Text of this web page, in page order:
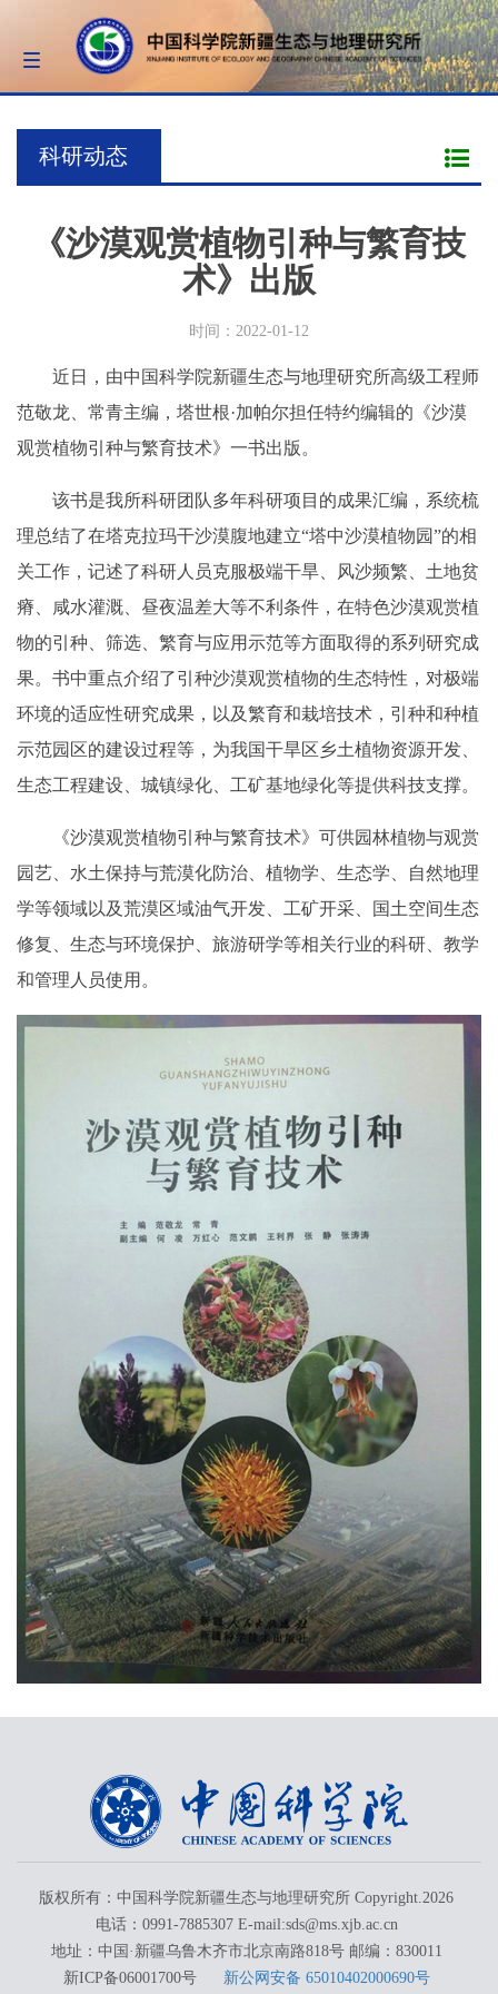
Toggle
navigation
科研动态
《沙漠观赏植物引种与繁育技
术》出版
时间：2022-01-12
近日，由中国科学院新疆生态与地理研究所高级工程师
范敬龙、常青主编，塔世根·加帕尔担任特约编辑的《沙漠
观赏植物引种与繁育技术》一书出版。
该书是我所科研团队多年科研项目的成果汇编，系统梳
理总结了在塔克拉玛干沙漠腹地建立“塔中沙漠植物园”的相
关工作，记述了科研人员克服极端干旱、风沙频繁、土地贫
瘠、咸水灌溉、昼夜温差大等不利条件，在特色沙漠观赏植
物的引种、筛选、繁育与应用示范等方面取得的系列研究成
果。书中重点介绍了引种沙漠观赏植物的生态特性，对极端
环境的适应性研究成果，以及繁育和栽培技术，引种和种植
示范园区的建设过程等，为我国干旱区乡土植物资源开发、
生态工程建设、城镇绿化、工矿基地绿化等提供科技支撑。
《沙漠观赏植物引种与繁育技术》可供园林植物与观赏
园艺、水土保持与荒漠化防治、植物学、生态学、自然地理
学等领域以及荒漠区域油气开发、工矿开采、国土空间生态
修复、生态与环境保护、旅游研学等相关行业的科研、教学
和管理人员使用。
版权所有：中国科学院新疆生态与地理研究所 Copyright.2026
电话：0991-7885307 E-mail:sds@ms.xjb.ac.cn
地址：中国·新疆乌鲁木齐市北京南路818号 邮编：830011
新ICP备06001700号 新公网安备 65010402000690号